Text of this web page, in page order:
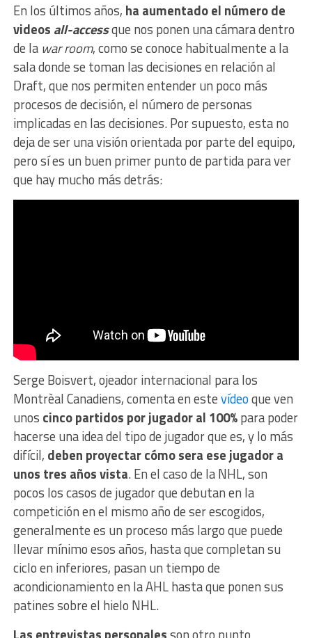
En los últimos años, ha aumentado el número de
videos all-accessque nos ponen una cámara dentro
de la war room, como se conoce habitualmente a la
sala donde se toman las decisiones en relación al
Draft, que nos permiten entender un poco más
procesos de decisión, el número de personas
implicadas en las decisiones. Por supuesto, esta no
deja de ser una visión orientada por parte del equipo,
pero sí es un buen primer punto de partida para ver
que hay mucho más detrás:
Serge Boisvert, ojeador internacional para los
Montrèal Canadiens, comenta en estevídeoque ven
unos cinco partidos por jugador al 100%para poder
hacerse una idea del tipo de jugador que es, y lo más
difícil, deben proyectar cómo sera ese jugador a
unos tres años vista. En el caso de la NHL, son
pocos los casos de jugador que debutan en la
competición en el mismo año de ser escogidos,
generalmente es un proceso más largo que puede
llevar mínimo esos años, hasta que completan su
ciclo en inferiores, pasan un tiempo de
acondicionamiento en la AHL hasta que ponen sus
patines sobre el hielo NHL.